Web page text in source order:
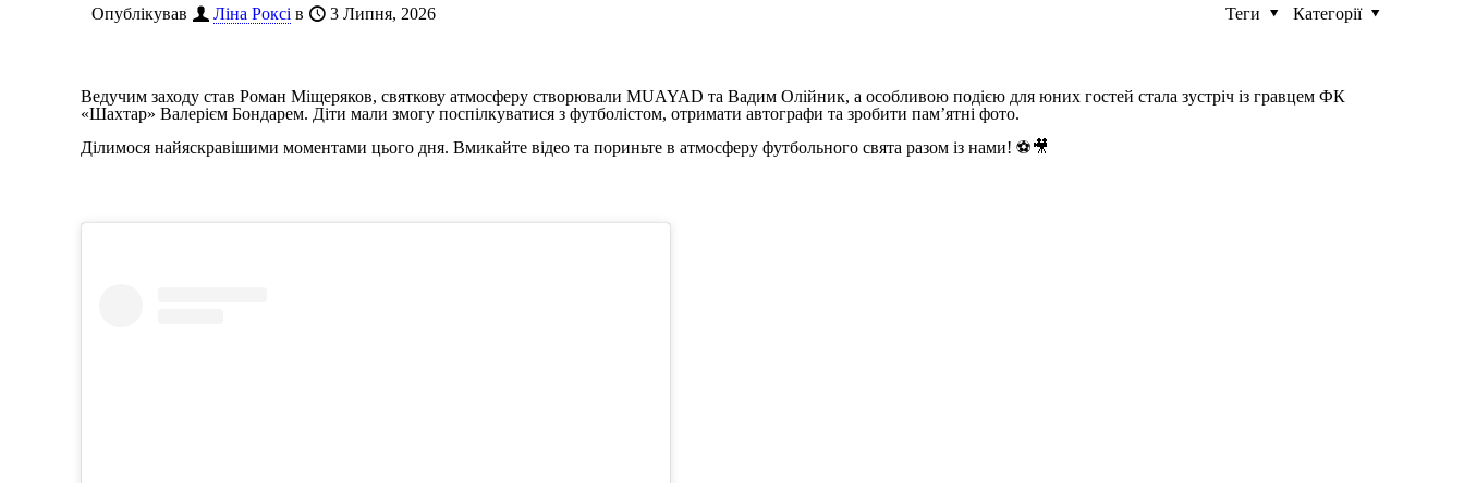
Опублікував Ліна Роксі в 3 Липня, 2026 Категорії
Теги
Ведучим заходу став Роман Міщеряков, святкову атмосферу створювали MUAYAD та Вадим Олійник, а особливою подією для юних гостей стала зустріч із гравцем ФК
«Шахтар» Валерієм Бондарем. Діти мали змогу поспілкуватися з футболістом, отримати автографи та зробити пам’ятні фото.
Ділимося найяскравішими моментами цього дня. Вмикайте відео та пориньте в атмосферу футбольного свята разом із нами! ⚽️🎥